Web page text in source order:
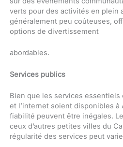
verts pour des activités en plein
généralement peu coûteuses,
options de divertissement
abordables.
Services publics
Bien que les services essentiels
et l’internet soient disponibles à
fiabilité peuvent être inégales.
ceux d’autres petites villes du
régularité des services peut